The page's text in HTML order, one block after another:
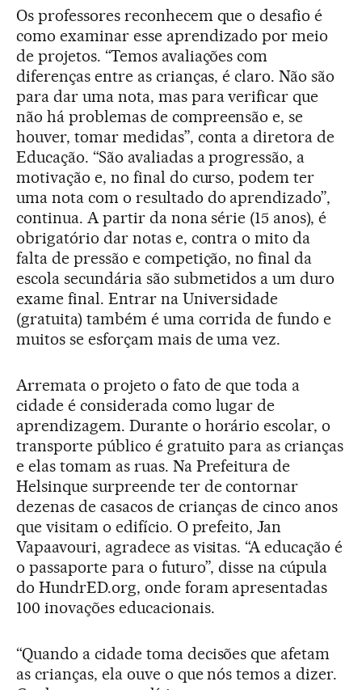
Os professores reconhecem que o desafio é
como examinar esse aprendizado por meio
de projetos. “Temos avaliações com
diferenças entre as crianças, é claro. Não são
para dar uma nota, mas para verificar que
não há problemas de compreensão e, se
houver, tomar medidas”, conta a diretora de
Educação. “São avaliadas a progressão, a
motivação e, no final do curso, podem ter
uma nota com o resultado do aprendizado”,
continua. A partir da nona série (15 anos), é
obrigatório dar notas e, contra o mito da
falta de pressão e competição, no final da
escola secundária são submetidos a um duro
exame final. Entrar na Universidade
(gratuita) também é uma corrida de fundo e
muitos se esforçam mais de uma vez.
Arremata o projeto o fato de que toda a
cidade é considerada como lugar de
aprendizagem. Durante o horário escolar, o
transporte público é gratuito para as crianças
e elas tomam as ruas. Na Prefeitura de
Helsinque surpreende ter de contornar
dezenas de casacos de crianças de cinco anos
que visitam o edifício. O prefeito, Jan
Vapaavouri, agradece as visitas. “A educação é
o passaporte para o futuro”, disse na cúpula
do HundrED.org, onde foram apresentadas
100 inovações educacionais.
“Quando a cidade toma decisões que afetam
as crianças, ela ouve o que nós temos a dizer.